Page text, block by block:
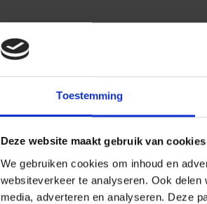
Toestemming
Deze website maakt gebruik van cookies
We gebruiken cookies om inhoud en
websiteverkeer te analyseren. Ook delen
media, adverteren en analyseren. Deze